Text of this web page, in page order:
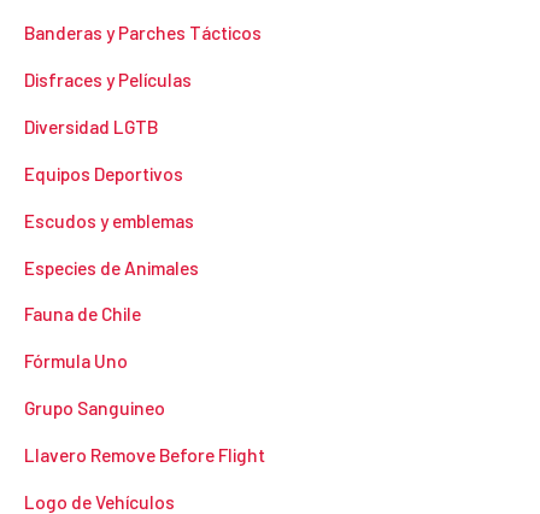
Banderas y Parches Tácticos
Disfraces y Películas
Diversidad LGTB
Equipos Deportivos
Escudos y emblemas
Especies de Animales
Fauna de Chile
Fórmula Uno
Grupo Sanguineo
Llavero Remove Before Flight
Logo de Vehículos